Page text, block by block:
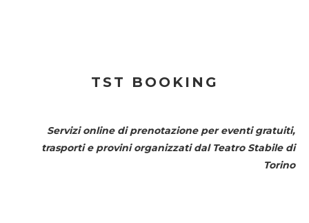
TST BOOKING
Servizi online di prenotazione per eventi gratuiti,
trasporti e provini organizzati dal Teatro Stabile di
Torino